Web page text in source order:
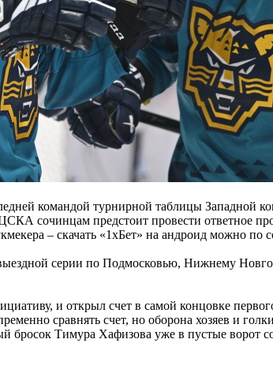
командой турнирной таблицы Западной
сочинцам предстоит провести ответное
– скачать «1хБет» на андроид можно по
серии по Подмосковью, Нижнему
и открыл счет в самой концовке
сравнять счет, но оборона хозяев и
бросок Тимура Хафизова уже в пустые ворот